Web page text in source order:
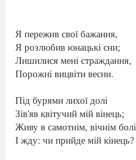
Я пережив свої бажання,
Я розлюбив юнацькі сни;
Лишилися мені страждання,
Порожні вицвіти весни.
Під бурями лихої долі
Зів'яв квітучий мій вінець;
Живу в самотнім, вічнім болі
І жду: чи прийде мій кінець?